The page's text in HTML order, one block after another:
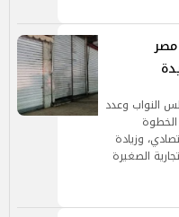
النواب وعدد
الخطوة
وزيادة
الصغيرة